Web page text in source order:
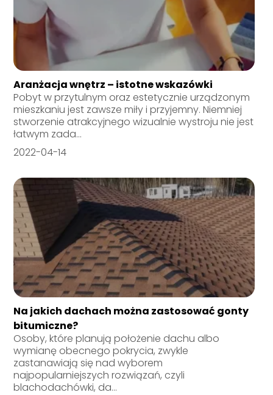
Aranżacja wnętrz – istotne wskazówki
Pobyt w przytulnym oraz estetycznie urządzonym
mieszkaniu jest zawsze miły i przyjemny. Niemniej
stworzenie atrakcyjnego wizualnie wystroju nie jest
łatwym zada...
2022-04-14
Na jakich dachach można zastosować gonty
bitumiczne?
Osoby, które planują położenie dachu albo
wymianę obecnego pokrycia, zwykle
zastanawiają się nad wyborem
najpopularniejszych rozwiązań, czyli
blachodachówki, da...